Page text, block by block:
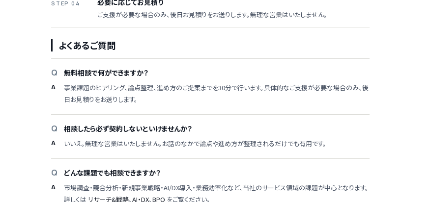
STEP 04 必要に応じてお見積り
ご支援が必要な場合のみ、後日お見積りをお送りします。無理な営業はいたしません。
よくあるご質問
無料相談で何ができますか？
事業課題のヒアリング、論点整理、進め方のご提案までを30分で行います。具体的なご支援が必要な場合のみ、後
日お見積りをお送りします。
相談したら必ず契約しないといけませんか？
いいえ。無理な営業はいたしません。お話のなかで論点や進め方が整理されるだけでも有用です。
どんな課題でも相談できますか？
市場調査・競合分析・新規事業戦略・AI/DX導入・業務効率化など、当社のサービス領域の課題が中心となります。
詳しくは リサーチ&戦略、AI・DX、BPO をご覧ください。